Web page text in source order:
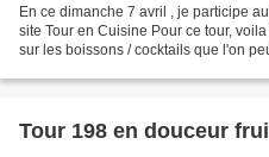
En ce dimanche 7 avril , je participe
site Tour en Cuisine Pour ce tour,
sur les boissons / cocktails que l'on
Tour 198 en douceur